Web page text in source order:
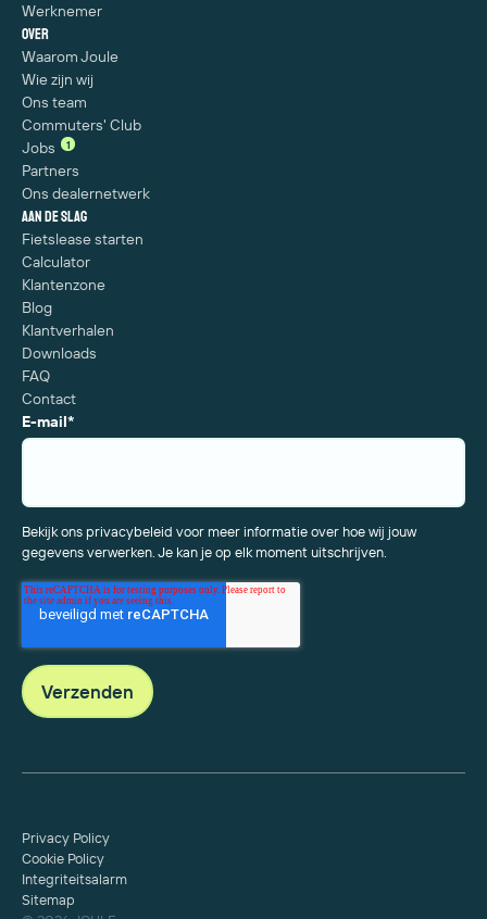
Werknemer
Over
Waarom Joule
Wie zijn wij
Ons team
Commuters' Club
Jobs
1
Partners
Ons dealernetwerk
Aan de slag
Fietslease starten
Calculator
Klantenzone
Blog
Klantverhalen
Downloads
FAQ
Contact
E-mail*
Bekijk ons privacybeleid voor meer informatie over hoe wij jouw
gegevens verwerken. Je kan je op elk moment uitschrijven.
Privacy Policy
Cookie Policy
Integriteitsalarm
Sitemap